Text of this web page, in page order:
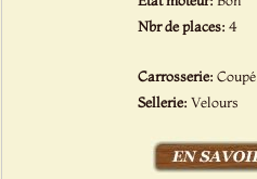
Nbr de places:4
Carrosserie:Coupé
Sellerie:Velours